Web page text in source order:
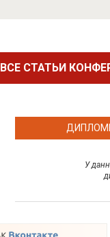
ВСЕ СТАТЬИ
У